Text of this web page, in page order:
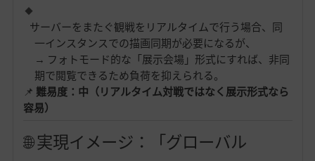
サーバーをまたぐ観戦をリアルタイムで行う場合、同
一インスタンスでの描画同期が必要になるが、
→ フォトモード的な「展示会場」形式にすれば、非同
期で閲覧できるため負荷を抑えられる。
📌 難易度：中（リアルタイム対戦ではなく展示形式なら
容易）
🌐 実現イメージ：「グローバル